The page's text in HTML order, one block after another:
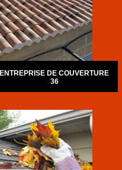
ENTREPRISE DE COUVERTURE
36